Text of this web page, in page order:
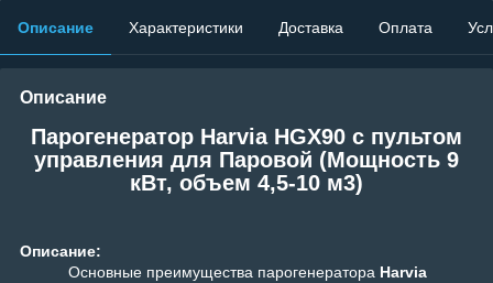
Описание Характеристики Доставка Оплата
Описание
Парогенератор Harvia HGX90 c пультом
управления для Паровой (Мощность 9
кВт, объем 4,5-10 м3)
Описание:
Основные преимущества парогенератора Harvia